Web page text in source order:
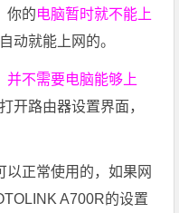
你的电脑暂时就不能上
动就能上网的。
并不需要电脑能够上
开路由器设置界面，
以正常使用的，如果网
A700R的设置